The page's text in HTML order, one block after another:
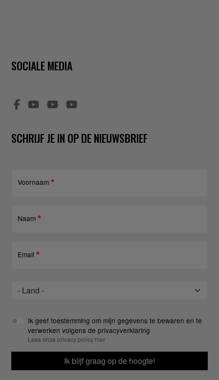
SOCIALE MEDIA
SCHRIJF JE IN OP DE NIEUWSBRIEF
Voornaam
Naam
Email
Land
Land
Ik geef toestemming om mijn gegevens te bewaren en te
verwerken volgens de privacyverklaring
Lees onze privacy policy hier
Ik blijf graag op de hoogte!